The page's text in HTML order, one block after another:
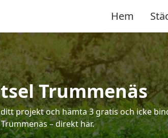
Hem
Trummenäs
projekt och hämta 3 gratis och icke
– direkt här.